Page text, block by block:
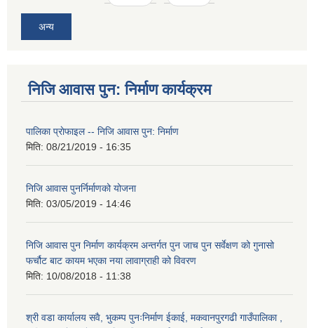
अन्य
निजि आवास पुन: निर्माण कार्यक्रम
पालिका प्राेफाइल -- निजि आवास पुन: निर्माण
मिति: 08/21/2019 - 16:35
निजि आवास पुनर्निर्माणको योजना
मिति: 03/05/2019 - 14:46
निजि आवास पुन निर्माण कार्यक्रम अन्तर्गत पुन जाच पुन सर्वेक्षण को गुनासो
फर्चौट बाट कायम भएका नया लावाग्राही को विवरण
मिति: 10/08/2018 - 11:38
श्री वडा कार्यालय सवै, भुकम्प पुनःनिर्माण ईकाई, मकवानपुरगढी गाउँपालिका ,